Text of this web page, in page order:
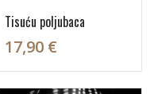
Tisuću poljubaca
17,90 €